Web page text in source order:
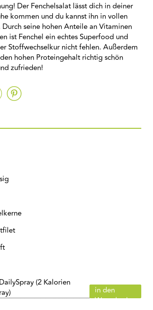
Der Fenchelsalat lässt dich in deiner
kommen und du kannst ihn in vollen
seine hohen Anteile an Vitaminen
ist Fenchel ein echtes Superfood und
Stoffwechselkur nicht fehlen. Außerdem
hohen Proteingehalt richtig schön
zufrieden!
(2 Kalorien
in den
Warenkorb